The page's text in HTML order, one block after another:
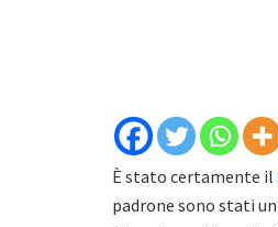
È stato certamente il
padrone sono stati